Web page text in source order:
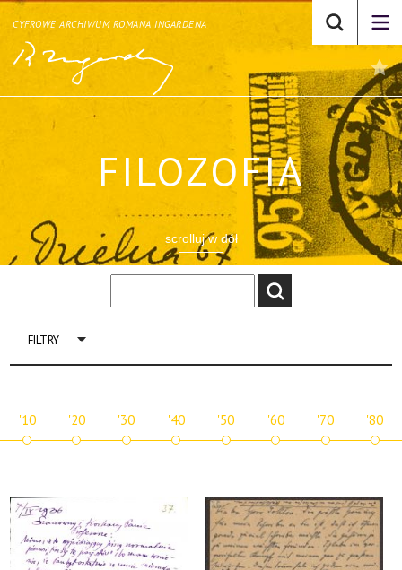
CYFROWE ARCHIWUM ROMANA INGARDENA
FILOZOFIA
scrolluj w dół
FILTRY
'10 '20 '30 '40 '50 '60 '70 '80